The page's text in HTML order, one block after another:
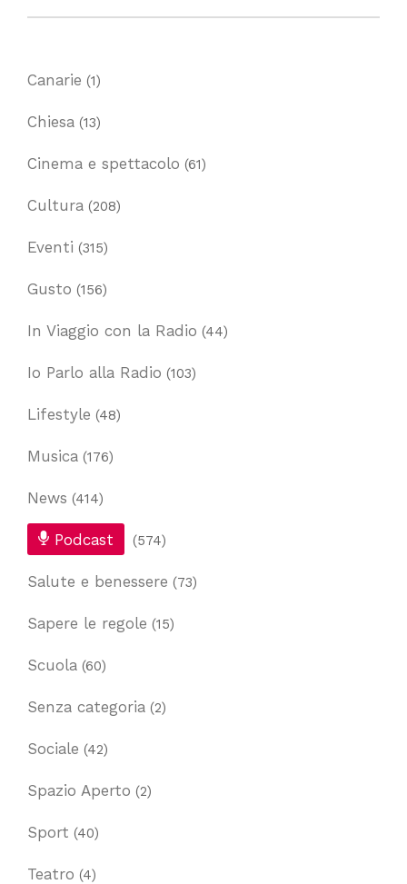
Canarie (1)
Chiesa (13)
Cinema e spettacolo (61)
Cultura (208)
Eventi (315)
Gusto (156)
In Viaggio con la Radio (44)
Io Parlo alla Radio (103)
Lifestyle (48)
Musica (176)
News (414)
Podcast (574)
Salute e benessere (73)
Sapere le regole (15)
Scuola (60)
Senza categoria (2)
Sociale (42)
Spazio Aperto (2)
Sport (40)
Teatro (4)